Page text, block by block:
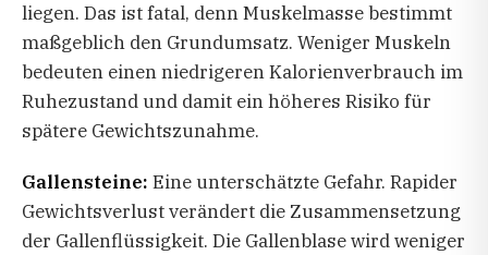
liegen. Das ist fatal, denn Muskelmasse bestimmt
maßgeblich den Grundumsatz. Weniger Muskeln
bedeuten einen niedrigeren Kalorienverbrauch im
Ruhezustand und damit ein höheres Risiko für
spätere Gewichtszunahme.
Gallensteine: Eine unterschätzte Gefahr. Rapider
Gewichtsverlust verändert die Zusammensetzung
der Gallenflüssigkeit. Die Gallenblase wird weniger